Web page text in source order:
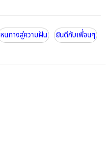
หนทางสู่ความฝัน ยินดีกับเพื่อนๆ